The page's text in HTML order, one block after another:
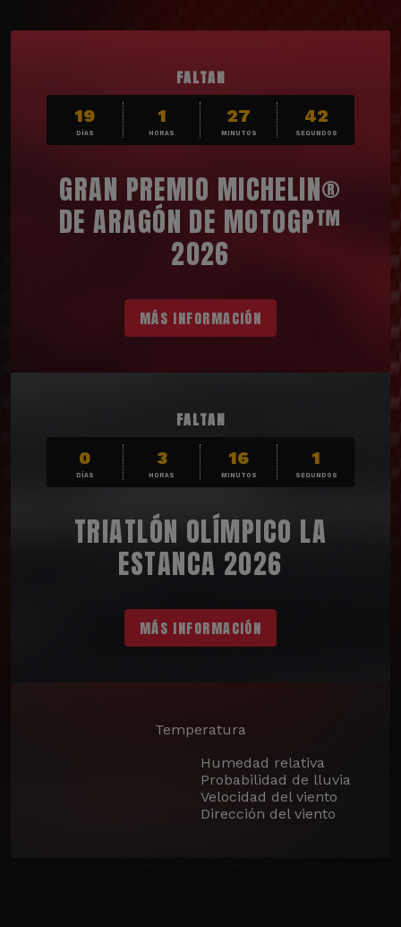
FALTAN
19
DÍAS
1
HORAS
27
MINUTOS
40
SEGUNDOS
GRAN PREMIO MICHELIN®
DE ARAGÓN DE MOTOGP™
2026
MÁS INFORMACIÓN
FALTAN
0
DÍAS
3
HORAS
15
MINUTOS
59
SEGUNDOS
TRIATLÓN OLÍMPICO LA
ESTANCA 2026
MÁS INFORMACIÓN
Temperatura
Humedad relativa
Probabilidad de lluvia
Velocidad del viento
Dirección del viento